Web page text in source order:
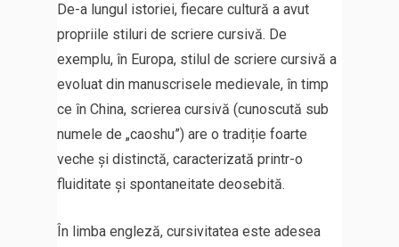
De-a lungul istoriei, fiecare cultură a avut
propriile stiluri de scriere cursivă. De
exemplu, în Europa, stilul de scriere cursivă a
evoluat din manuscrisele medievale, în timp
ce în China, scrierea cursivă (cunoscută sub
numele de „caoshu”) are o tradiție foarte
veche și distinctă, caracterizată printr-o
fluiditate și spontaneitate deosebită.
În limba engleză, cursivitatea este adesea